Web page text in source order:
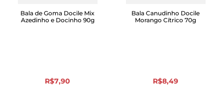
Bala de Goma Docile Mix
Azedinho e Docinho 90g
R$7,90
Bala Canudinho Docile
Morango Cítrico 70g
R$8,49